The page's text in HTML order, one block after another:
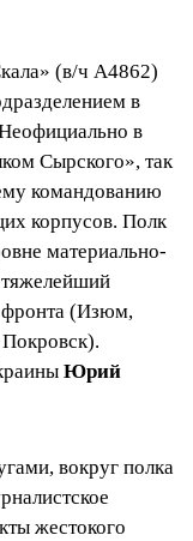
(в/ч А4862)
в
в
Сырского», так
командованию
корпусов. Полк
материально-
тяжелейший
фронта (Изюм,
Юрий
вокруг полка
жестокого